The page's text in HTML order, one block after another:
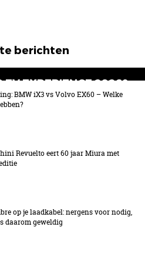
berichten
EV EXPERIENCE 2026?
tot 26 september
BMW iX3 vs Volvo EX60 – Welke
Revuelto eert 60 jaar Miura met
op je laadkabel: nergens voor nodig,
daarom geweldig